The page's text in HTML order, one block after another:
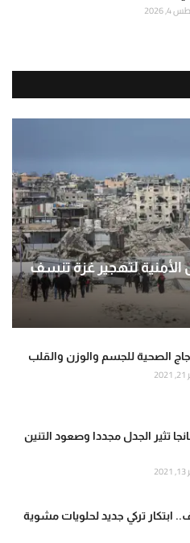
2026
لتهجير غزة تنسف
الصحية للجسم والوزن والقلب
تثير الجدل مجددا وصعود التنين
ابتكار تركي جديد لحلويات مشوية